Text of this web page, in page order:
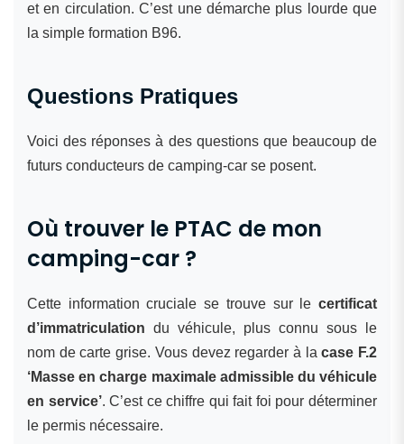
et en circulation. C’est une démarche plus lourde que
la simple formation B96.
Questions Pratiques
Voici des réponses à des questions que beaucoup de
futurs conducteurs de camping-car se posent.
Où trouver le PTAC de mon
camping-car ?
Cette information cruciale se trouve sur le certificat
d’immatriculation du véhicule, plus connu sous le
nom de carte grise. Vous devez regarder à lacase F.2
‘Masse en charge maximale admissible du véhicule
en service’. C’est ce chiffre qui fait foi pour déterminer
le permis nécessaire.